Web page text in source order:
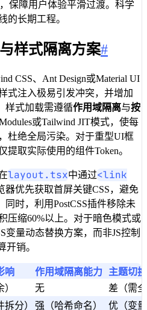
Federation或SplitChunks
.splitChunks
,
: 10,
{ test: /[\\/
;
保障用户体验平滑过渡。科学
的长期工程。
样式隔离方案#
CSS、Ant Design或Material UI
式注入极易引发冲突，并增加
样式加载需遵循作用域隔离与按
或Tailwind JIT模式，使每
杜绝全局污染。对于重型UI框
取实际使用的组件Token。
layout.tsx中通过<link
器优先获取首屏关键CSS，避免
时，利用PostCSS插件移除未
压缩60%以上。对于暗色模式或
变量动态替换方案，而非JS控制
开销。
响 作用域隔离能力
主题切
无
差（需
分） 强（哈希命名） 优（变